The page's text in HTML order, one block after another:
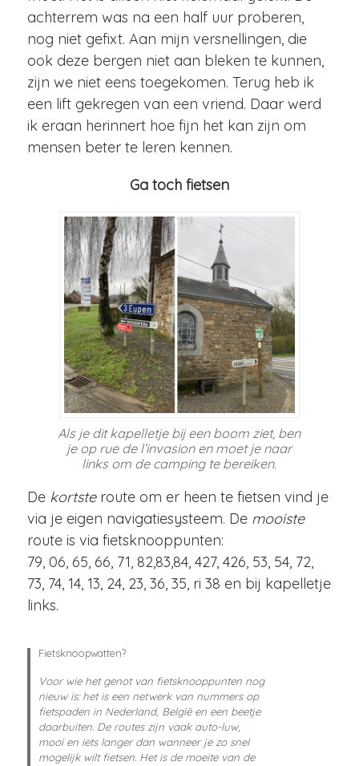
achterrem was na een half uur proberen,
nog niet gefixt. Aan mijn versnellingen, die
ook deze bergen niet aan bleken te kunnen,
zijn we niet eens toegekomen. Terug heb ik
een lift gekregen van een vriend. Daar werd
ik eraan herinnert hoe fijn het kan zijn om
mensen beter te leren kennen.
Ga toch fietsen
Als je dit kapelletje bij een boom ziet, ben
je op rue de l’invasion en moet je naar
links om de camping te bereiken.
De kortsteroute om er heen te fietsen vind je
via je eigen navigatiesysteem. De mooiste
routeis via fietsknooppunten:
79, 06, 65, 66, 71, 82,83,84, 427, 426, 53, 54, 72,
73, 74, 14, 13, 24, 23, 36, 35, ri 38 en bij kapelletje
links.
Fietsknoopwatten?
Voor wie het genot van fietsknooppunten nog
nieuw is: het is een netwerk van nummers op
fietspaden in Nederland, België en een beetje
daarbuiten. De routes zijn vaak auto-luw,
mooi en iets langer dan wanneer je zo snel
mogelijk wilt fietsen. Het is de moeite van de